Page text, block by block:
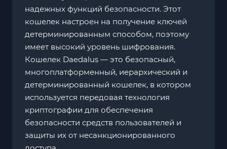
надежных функций безопасности. Этот
кошелек настроен на получение ключей
детерминированным способом, поэтому
имеет высокий уровень шифрования.
Кошелек Daedalus — это безопасный,
многоплатформенный, иерархический и
детерминированный кошелек, в котором
используется передовая технология
криптографии для обеспечения
безопасности средств пользователей и
защиты их от несанкционированного